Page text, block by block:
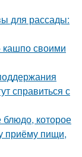
для рассады:
кашпо своими
справиться с
блюдо, которое
приёму пищи,